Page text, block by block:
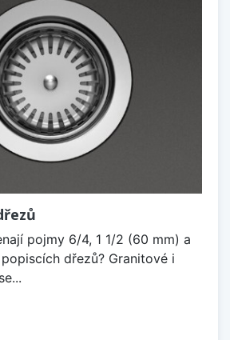
pojmy 6/4, 1 1/2 (60 mm) a
dřezů? Granitové i